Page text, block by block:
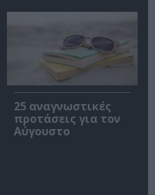
25 αναγνωστικές
προτάσεις για τον
Αύγουστο